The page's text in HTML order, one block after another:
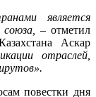
является
союза,– отметил
Аскар
отраслей,
повестки дня